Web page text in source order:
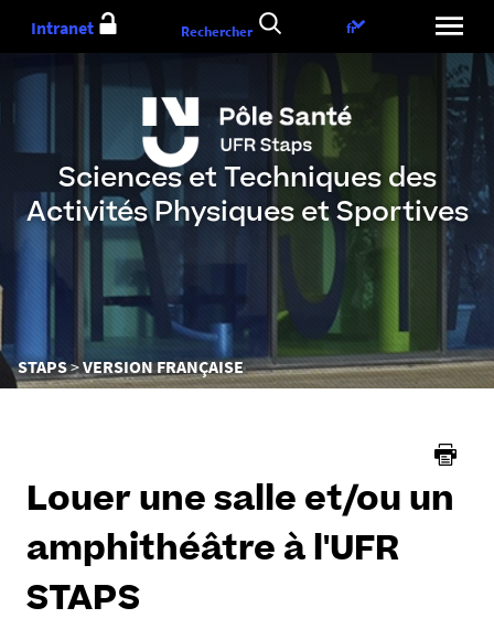
Aller
au
Sciences et Techniques des
Activités Physiques et Sportives
Vous
êtes
STAPS VERSION FRANÇAISE
Intranet Rechercher
Choix
langue
fr
Louer une salle et/ou un
amphithéâtre à l'UFR
STAPS